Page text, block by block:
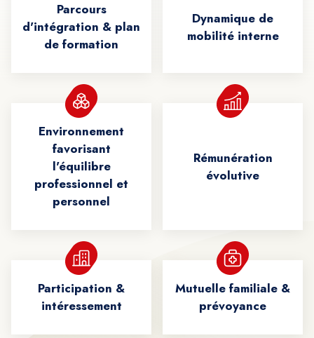
Parcours
d'intégration & plan
de formation
Dynamique de
mobilité interne
Environnement
favorisant
l'équilibre
professionnel et
personnel
Rémunération
évolutive
Participation &
intéressement
Mutuelle familiale &
prévoyance